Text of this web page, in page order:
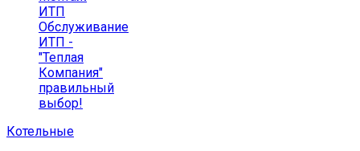
ИТП
Обслуживание
ИТП -
"Теплая
Компания"
правильный
выбор!
Котельные